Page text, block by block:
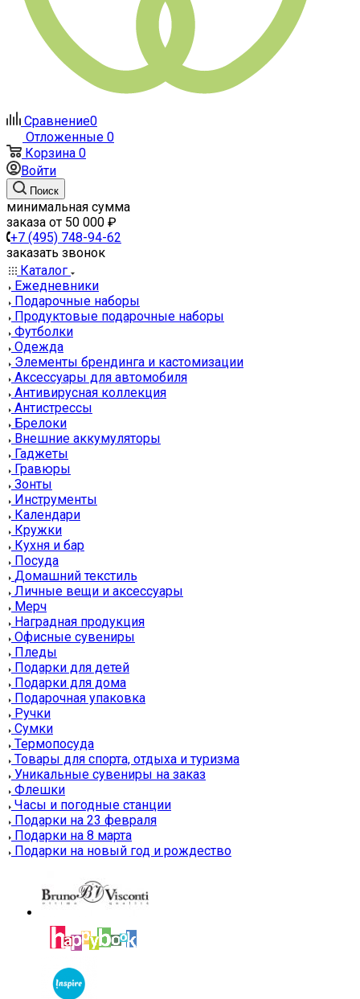
Сравнение0
Отложенные 0
Корзина 0
Войти
Поиск
минимальная сумма
заказа от 50 000 ₽
+7 (495) 748-94-62
заказать звонок
Каталог
Ежедневники
Подарочные наборы
Продуктовые подарочные наборы
Футболки
Одежда
Элементы брендинга и кастомизации
Аксессуары для автомобиля
Антивирусная коллекция
Антистрессы
Брелоки
Внешние аккумуляторы
Гаджеты
Гравюры
Зонты
Инструменты
Календари
Кружки
Кухня и бар
Посуда
Домашний текстиль
Личные вещи и аксессуары
Мерч
Наградная продукция
Офисные сувениры
Пледы
Подарки для детей
Подарки для дома
Подарочная упаковка
Ручки
Сумки
Термопосуда
Товары для спорта, отдыха и туризма
Уникальные сувениры на заказ
Флешки
Часы и погодные станции
Подарки на 23 февраля
Подарки на 8 марта
Подарки на новый год и рождество